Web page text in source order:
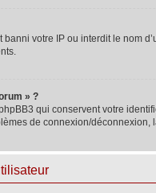
banni votre IP ou interdit le nom
» ?
qui conservent votre
de connexion/